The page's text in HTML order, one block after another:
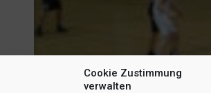
Cookie Zustimmung
verwalten